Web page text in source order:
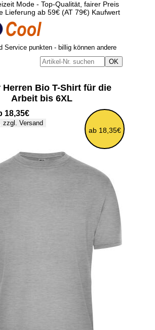
Mode - Top-Qualität, fairer Preis
Lieferung ab 59€ (AT 79€) Kaufwert
Service punkten - billig können andere
Herren Bio T-Shirt für die
Arbeit bis 6XL
ab 18,35€
18,35€
zzgl. Versand